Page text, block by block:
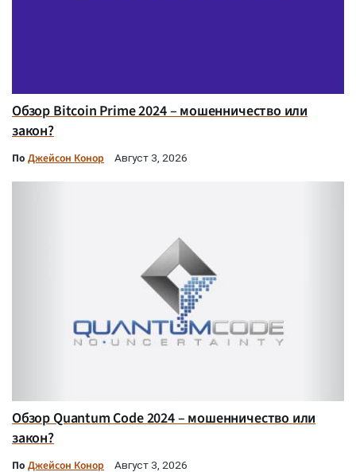
Обзор Bitcoin Prime 2024 – мошенничество или
закон?
По Джейсон Конор Август 3, 2026
Обзор Quantum Code 2024 – мошенничество или
закон?
По Джейсон Конор Август 3, 2026